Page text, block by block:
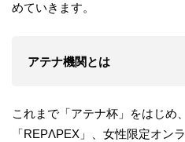
めていきます。
アテナ機関とは
これまで「アテナ杯」をはじめ
「REPΛPEX」、女性限定オン